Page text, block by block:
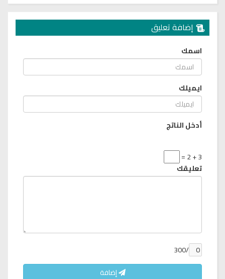
إضافة تعليق
اسمك
ايميلك
أدخل الناتج
3 + 2 =
تعليقك
/300
إضافة